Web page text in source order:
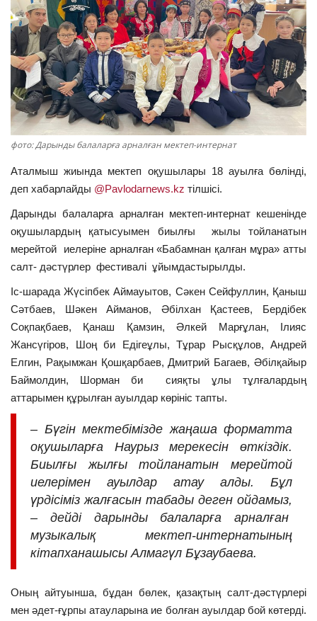
ОЙЫН-САУЫҚ
АРНАЙЫ ЖОБА
OFFICIAL
Құрылтай
Тілді тандаңыз
Қазақша Русский
фото: Дарынды балаларға арналған мектеп-интернат
Аталмыш жиында мектеп оқушылары 18 ауылға бөлінді,
деп хабарлайды @Pavlodarnews.kz тілшісі.
Дарынды балаларға арналған мектеп-интернат кешенінде
оқушылардың қатысуымен биылғы жылы тойланатын
мерейтой иелеріне арналған «Бабамнан қалған мұра» атты
салт- дәстүрлер фестивалі ұйымдастырылды.
Іс-шарада Жүсіпбек Аймауытов, Сәкен Сейфуллин, Қаныш
Сәтбаев, Шәкен Айманов, Әбілхан Қастеев, Бердібек
Соқпақбаев, Қанаш Қамзин, Әлкей Марғұлан, Ілияс
Жансүгіров, Шоң би Едігеұлы, Тұрар Рысқұлов, Андрей
Елгин, Рақымжан Қошқарбаев, Дмитрий Багаев, Әбілқайыр
Баймолдин, Шорман би сияқты ұлы тұлғалардың
аттарымен құрылған ауылдар көрініс тапты.
– Бүгін мектебімізде жаңаша форматта
оқушыларға Наурыз мерекесін өткіздік.
Биылғы жылғы тойланатын мерейтой
иелерімен ауылдар атау алды. Бұл
үрдісіміз жалғасын табады деген ойдамыз,
– дейді дарынды балаларға арналған
музыкалық мектеп-интернатының
кітапханашысы Алмагүл Бұзаубаева.
Оның айтуынша, бұдан бөлек, қазақтың салт-дәстүрлері
мен әдет-ғұрпы атауларына ие болған ауылдар бой көтерді.